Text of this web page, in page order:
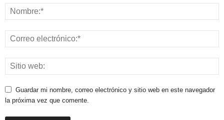
Guardar mi nombre, correo electrónico y sitio web en este navegador
la próxima vez que comente.